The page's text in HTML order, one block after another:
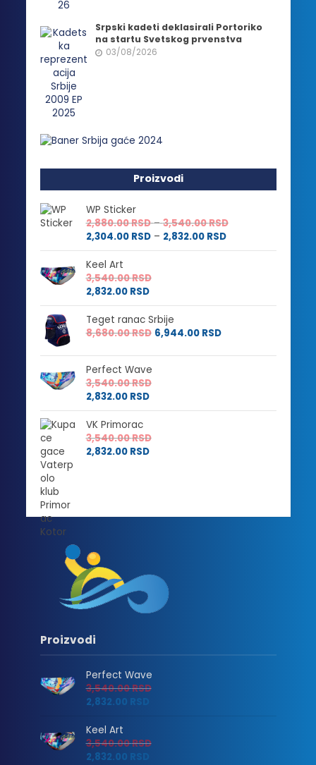
Srpski kadeti deklasirali Portoriko
na startu Svetskog prvenstva
03/08/2026
Proizvodi
WP Sticker
2,880.00RSD – 3,540.00RSDRaspon
od
2,304.00 RSD – 2,832.00 RSDRaspon
cena:
2,832.00 RSD
Keel Art
3,540.00RSD
2,832.00 RSD
Teget ranac Srbije
8,680.00RSD 6,944.00 RSD
Perfect Wave
3,540.00RSD
2,832.00 RSD
VK Primorac
3,540.00RSD
2,832.00 RSD
Proizvodi
Perfect Wave
3,540.00RSD
2,832.00 RSD
Keel Art
3,540.00RSD
2,832.00 RSD